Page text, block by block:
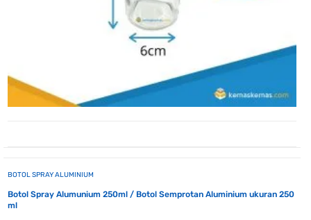
BOTOL SPRAY ALUMINIUM
Botol Spray Alumunium 250ml / Botol Semprotan Aluminium ukuran 250
ml